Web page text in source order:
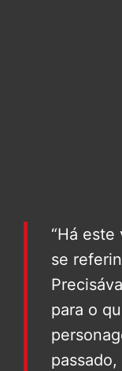
“Há
se
para o